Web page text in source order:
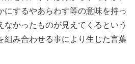
にするやあらわす等の意味を持っ
なかったものが見えてくるという
組み合わせる事により生じた言葉